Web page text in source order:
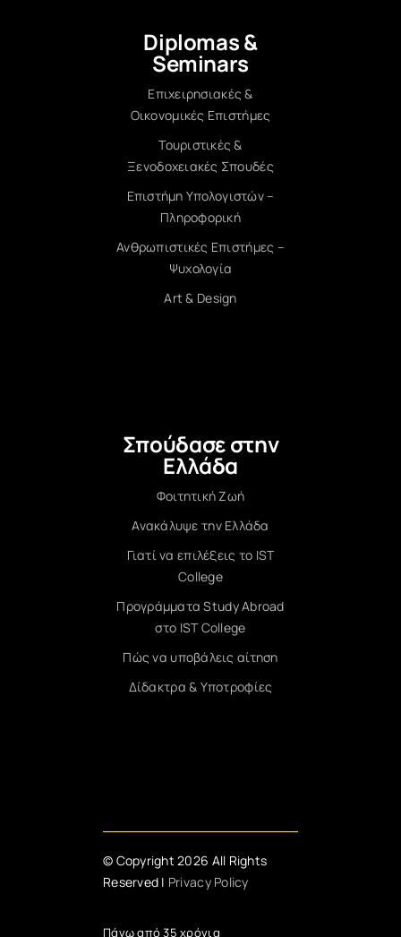
Diplomas &
Seminars
Επιχειρησιακές &
Οικονομικές Επιστήμες
Τουριστικές &
Ξενοδοχειακές Σπουδές
Επιστήμη Υπολογιστών –
Πληροφορική
Ανθρωπιστικές Επιστήμες –
Ψυχολογία
Art & Design
Σπούδασε στην
Ελλάδα
Φοιτητική Ζωή
Ανακάλυψε την Ελλάδα
Γιατί να επιλέξεις το IST
College
Προγράμματα Study Abroad
στο IST College
Πώς να υποβάλεις αίτηση
Δίδακτρα & Υποτροφίες
© Copyright 2026 All Rights
Reserved | Privacy Policy
Πάνω από 35 χρόνια